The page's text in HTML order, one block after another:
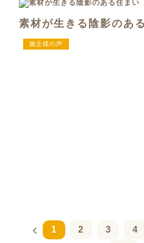
素材が生きる陰影のあ
施主様の声
1 2 3 4